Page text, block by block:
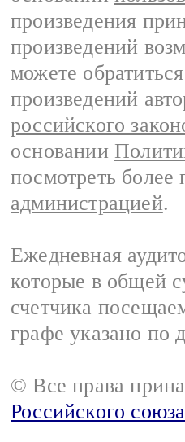
произведения
произведений
можете
произведений
российского
основании
посмотреть
администрацией.
Ежедневная
которые в общей
счетчика
графе указано по
© Все права
Российского